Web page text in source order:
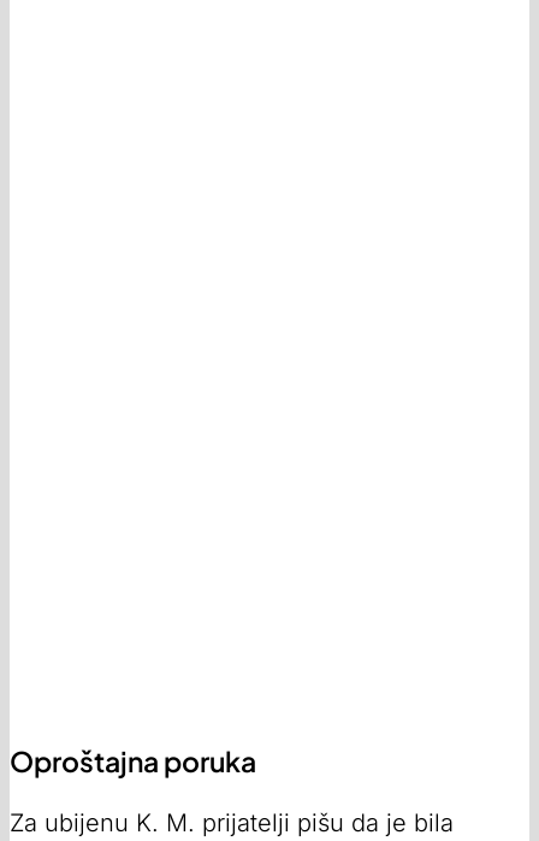
Oproštajna poruka
Za ubijenu K. M. prijatelji pišu da je bila